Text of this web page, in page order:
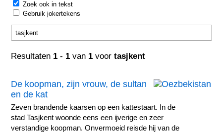
Zoek ook in tekst
Gebruik jokertekens
Resultaten 1 - 1 van 1 voortasjkent
De koopman, zijn vrouw, de sultan
en de kat
Zeven brandende kaarsen op een kattestaart. In de
stad Tasjkent woonde eens een ijverige en zeer
verstandige koopman. Onvermoeid reisde hij van de